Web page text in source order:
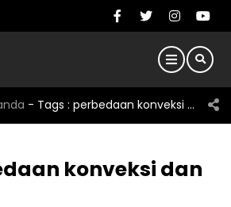
- Tags : perbedaan konveksi dan penjahit
konveksi dan